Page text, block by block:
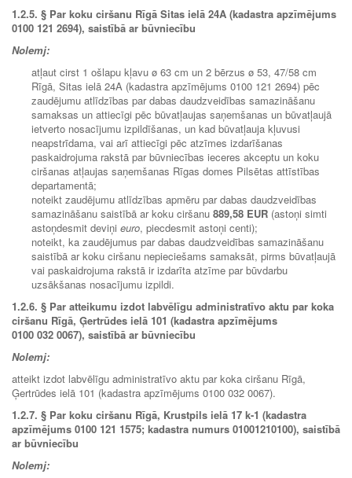
1.2.5. § Par koku ciršanu Rīgā Sitas ielā 24A (kadastra apzīmējums
0100 121 2694), saistībā ar būvniecību
Nolemj:
atļaut cirst 1 ošlapu kļavu ø 63 cm un 2 bērzus ø 53, 47/58 cm
Rīgā, Sitas ielā 24A (kadastra apzīmējums 0100 121 2694) pēc
zaudējumu atlīdzības par dabas daudzveidības samazināšanu
samaksas un attiecīgi pēc būvatļaujas saņemšanas un būvatļaujā
ietverto nosacījumu izpildīšanas, un kad būvatļauja kļuvusi
neapstrīdama, vai arī attiecīgi pēc atzīmes izdarīšanas
paskaidrojuma rakstā par būvniecības ieceres akceptu un koku
ciršanas atļaujas saņemšanas Rīgas domes Pilsētas attīstības
departamentā;
noteikt zaudējumu atlīdzības apmēru par dabas daudzveidības
samazināšanu saistībā ar koku ciršanu 889,58 EUR (astoņi simti
astoņdesmit deviņi euro, piecdesmit astoņi centi);
noteikt, ka zaudējumus par dabas daudzveidības samazināšanu
saistībā ar koku ciršanu nepieciešams samaksāt, pirms būvatļaujā
vai paskaidrojuma rakstā ir izdarīta atzīme par būvdarbu
uzsākšanas nosacījumu izpildi.
1.2.6. § Par atteikumu izdot labvēlīgu administratīvo aktu par koka
ciršanu Rīgā, Ģertrūdes ielā 101 (kadastra apzīmējums
0100 032 0067), saistībā ar būvniecību
Nolemj:
atteikt izdot labvēlīgu administratīvo aktu par koka ciršanu Rīgā,
Ģertrūdes ielā 101 (kadastra apzīmējums 0100 032 0067).
1.2.7. § Par koku ciršanu Rīgā, Krustpils ielā 17 k-1 (kadastra
apzīmējums 0100 121 1575; kadastra numurs 01001210100), saistībā
ar būvniecību
Nolemj: